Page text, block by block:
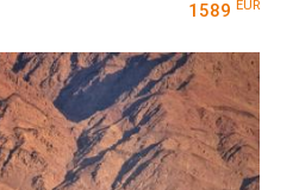
1589 EUR